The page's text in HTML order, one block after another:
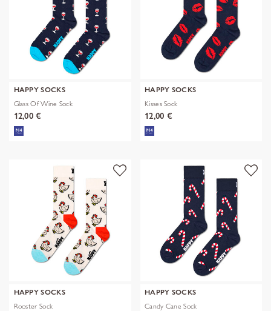
HAPPY SOCKS
Glass Of Wine Sock
12,00 €
HAPPY SOCKS
Kisses Sock
12,00 €
HAPPY SOCKS
Rooster Sock
HAPPY SOCKS
Candy Cane Sock